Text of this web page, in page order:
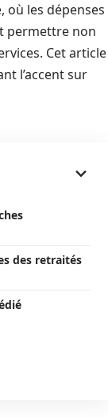
où les dépenses
permettre non
Cet article
l’accent sur
des retraités